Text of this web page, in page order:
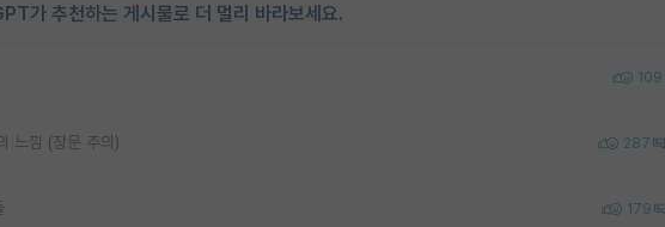
가 추천하는 게시물로 더 멀리 바라보세요.
109
느낌 (장문 주의) 287
179